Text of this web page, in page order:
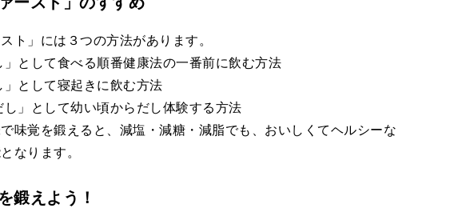
スト」には３つの方法があります。
として食べる順番健康法の一番前に飲む方法
として寝起きに飲む方法
」として幼い頃からだし体験する方法
味覚を鍛えると、減塩・減糖・減脂でも、おいしくてヘルシーな
なります。
鍛えよう！